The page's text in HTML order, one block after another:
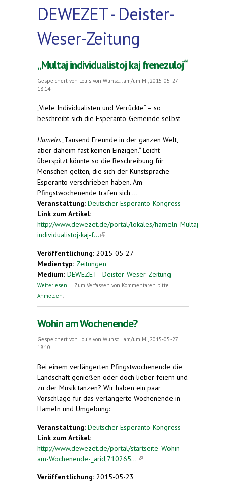
DEWEZET - Deister-
Weser-Zeitung
„Multaj individualistoj kaj frenezuloj“
Gespeichert von Louis von Wunsc...
am/um Mi, 2015-05-27
18:14
„Viele Individualisten und Verrückte“ – so
beschreibt sich die Esperanto-Gemeinde selbst
Hameln. „Tausend Freunde in der ganzen Welt,
aber daheim fast keinen Einzigen.“ Leicht
überspitzt könnte so die Beschreibung für
Menschen gelten, die sich der Kunstsprache
Esperanto verschrieben haben. Am
Pfingstwochenende trafen sich ...
Veranstaltung: Deutscher Esperanto-Kongress
Link zum Artikel:
http://www.dewezet.de/portal/lokales/hameln_Multaj-
individualistoj-kaj-f...(link is external)
Veröffentlichung: 2015-05-27
Medientyp: Zeitungen
Medium: DEWEZET - Deister-Weser-Zeitung
Weiterlesen über „Multaj individualistoj kaj frenezuloj“
Zum Verfassen von Kommentaren bitte
Anmelden
Wohin am Wochenende?
Gespeichert von Louis von Wunsc...
am/um Mi, 2015-05-27
18:10
Bei einem verlängerten Pfingstwochenende die
Landschaft genießen oder doch lieber feiern und
zu der Musik tanzen? Wir haben ein paar
Vorschläge für das verlängerte Wochenende in
Hameln und Umgebung:
Veranstaltung: Deutscher Esperanto-Kongress
Link zum Artikel:
http://www.dewezet.de/portal/startseite_Wohin-
am-Wochenende-_arid,710265...(link is external)
Veröffentlichung: 2015-05-23